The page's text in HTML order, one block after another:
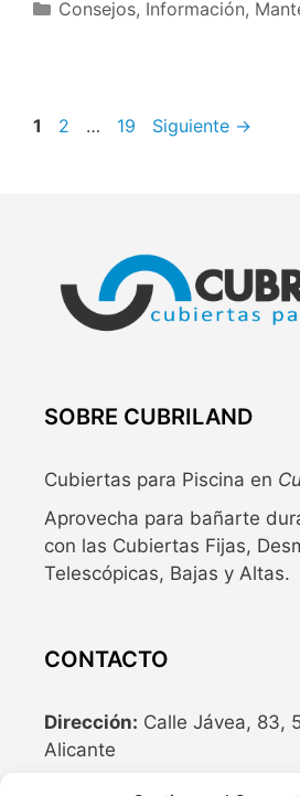
Consejos, Información,
1 2 … 19 Siguiente →
SOBRE CUBRILAND
Cubiertas para Piscina en
Aprovecha para bañarte
con las Cubiertas Fijas,
Telescópicas, Bajas y Altas.
CONTACTO
Dirección: Calle Jávea, 83,
Alicante